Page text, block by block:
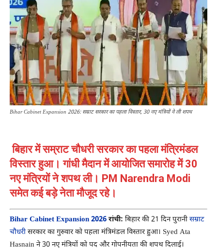
Bihar Cabinet Expansion 2026: सम्राट सरकार का पहला विस्तार, 30 नए मंत्रियों ने ली शपथ
बिहार में सम्राट चौधरी सरकार का पहला मंत्रिमंडल
विस्तार हुआ। गांधी मैदान में आयोजित समारोह में 30
नए मंत्रियों ने शपथ ली। PM Narendra Modi
समेत कई बड़े नेता मौजूद रहे।
Bihar Cabinet Expansion 2026 रांची: बिहार की 21 दिन पुरानी सम्राट
चौधरीसरकार का गुरुवार को पहला मंत्रिमंडल विस्तार हुआ। Syed Ata
Hasnain ने 30 नए मंत्रियों को पद और गोपनीयता की शपथ दिलाई।